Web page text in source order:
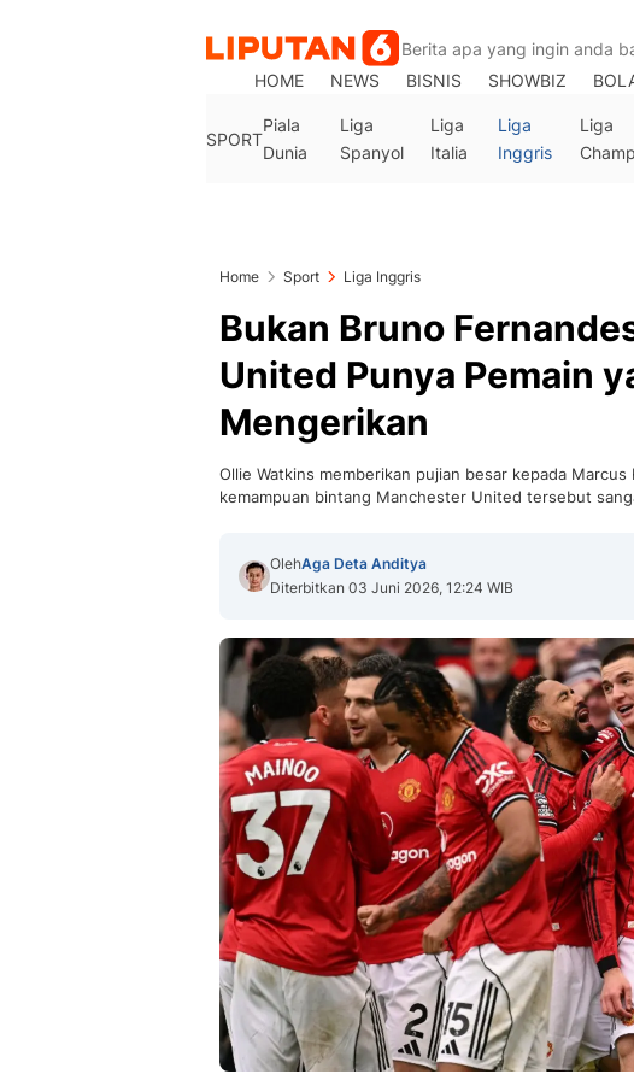
HOME
NEWS BISNIS SHOWBIZ
SPORT
Piala
Dunia
Liga
Spanyol
Liga
Italia
Liga
Inggris
Liga
Home Sport Liga Inggris
Bukan Bruno
United Punya Pemain
Mengerikan
Ollie Watkins memberikan pujian besar kepada
kemampuan bintang Manchester United tersebut
OlehAga Deta Anditya
Diterbitkan 03 Juni 2026, 12:24 WIB